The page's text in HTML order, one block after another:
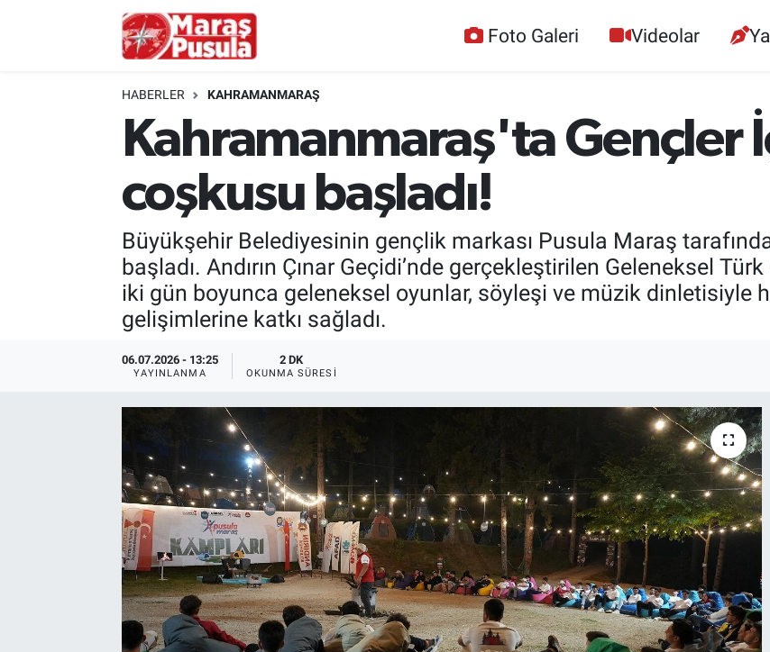
Foto Galeri Videolar
HABERLER KAHRAMANMARAŞ
Kahramanmaraş'ta Gençler
coşkusu başladı!
Büyükşehir Belediyesinin gençlik markası Pusula Maraş
başladı. Andırın Çınar Geçidi’nde gerçekleştirilen Geleneksel
iki gün boyunca geleneksel oyunlar, söyleşi ve müzik dinletisiyle
gelişimlerine katkı sağladı.
06.07.2026 - 13:25
YAYINLANMA
2 DK
OKUNMA SÜRESI
Bilim, Teknoloji
İstanbul Hava Durumu
İstanbul Namaz Vakitleri
İstanbul Trafik Yoğunluk Haritası
Süper Lig Puan Durumu ve Fikstür
Tüm Manşetler